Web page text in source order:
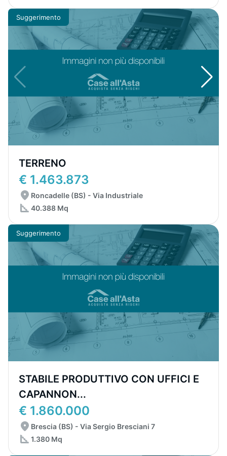
Suggerimento
TERRENO
€ 1.463.873
Roncadelle (BS) - Via Industriale
40.388 Mq
Suggerimento
STABILE PRODUTTIVO CON UFFICI E
CAPANNON...
€ 1.860.000
Brescia (BS) - Via Sergio Bresciani 7
1.380 Mq